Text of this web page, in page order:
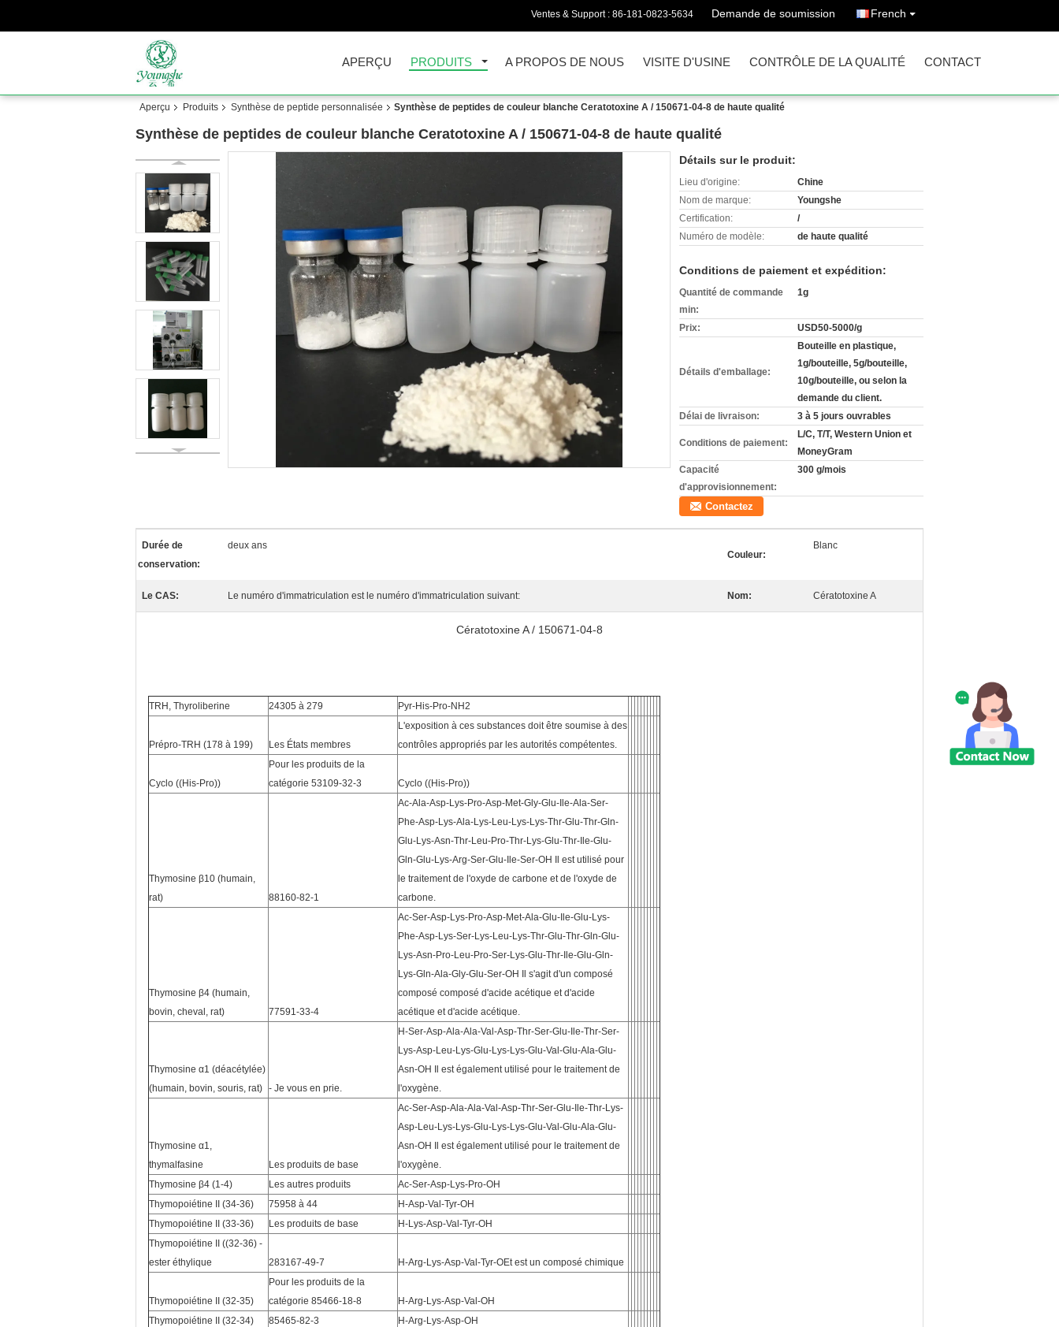
Ventes & Support : 86-181-0823-5634 Demande de soumission French
APERÇU PRODUITS A PROPOS DE NOUS VISITE D'USINE CONTRÔLE DE LA QUALITÉ CONTACT
Aperçu Produits Synthèse de peptide personnalisée Synthèse de peptides de couleur blanche Ceratotoxine A / 150671-04-8 de haute qualité
Synthèse de peptides de couleur blanche Ceratotoxine A / 150671-04-8 de haute qualité
Détails sur le produit:
Lieu d'origine:
Chine
Nom de marque:
Youngshe
Certification:
/
Numéro de modèle:
de haute qualité
Conditions de paiement et expédition:
Quantité de commande
min:
1g
Prix: USD50-5000/g
Détails d'emballage:
Bouteille en plastique,
1g/bouteille, 5g/bouteille,
10g/bouteille, ou selon la
demande du client.
Délai de livraison:
3 à 5 jours ouvrables
Conditions de paiement:
L/C, T/T, Western Union et
MoneyGram
Capacité
d'approvisionnement:
300 g/mois
Contactez
Durée de
conservation:
deux ans
Couleur:
Blanc
Le CAS: Le numéro d'immatriculation est le numéro d'immatriculation suivant: Nom: Cératotoxine A
Cératotoxine A / 150671-04-8
TRH, Thyroliberine 24305 à 279 Pyr-His-Pro-NH2
Prépro-TRH (178 à 199) Les États membres
L'exposition à ces substances doit être soumise à des
contrôles appropriés par les autorités compétentes.
Cyclo ((His-Pro))
Pour les produits de la
catégorie 53109-32-3
Cyclo ((His-Pro))
Thymosine β10 (humain,
rat)
88160-82-1
Ac-Ala-Asp-Lys-Pro-Asp-Met-Gly-Glu-Ile-Ala-Ser-
Phe-Asp-Lys-Ala-Lys-Leu-Lys-Lys-Thr-Glu-Thr-Gln-
Glu-Lys-Asn-Thr-Leu-Pro-Thr-Lys-Glu-Thr-Ile-Glu-
Gln-Glu-Lys-Arg-Ser-Glu-Ile-Ser-OH Il est utilisé pour
le traitement de l'oxyde de carbone et de l'oxyde de
carbone.
Thymosine β4 (humain,
bovin, cheval, rat)
77591-33-4
Ac-Ser-Asp-Lys-Pro-Asp-Met-Ala-Glu-Ile-Glu-Lys-
Phe-Asp-Lys-Ser-Lys-Leu-Lys-Thr-Glu-Thr-Gln-Glu-
Lys-Asn-Pro-Leu-Pro-Ser-Lys-Glu-Thr-Ile-Glu-Gln-
Lys-Gln-Ala-Gly-Glu-Ser-OH Il s'agit d'un composé
composé composé d'acide acétique et d'acide
acétique et d'acide acétique.
Thymosine α1 (déacétylée)
(humain, bovin, souris, rat) - Je vous en prie.
H-Ser-Asp-Ala-Ala-Val-Asp-Thr-Ser-Glu-Ile-Thr-Ser-
Lys-Asp-Leu-Lys-Glu-Lys-Lys-Glu-Val-Glu-Ala-Glu-
Asn-OH Il est également utilisé pour le traitement de
l'oxygène.
Thymosine α1,
thymalfasine
Les produits de base
Ac-Ser-Asp-Ala-Ala-Val-Asp-Thr-Ser-Glu-Ile-Thr-Lys-
Asp-Leu-Lys-Lys-Glu-Lys-Lys-Glu-Val-Glu-Ala-Glu-
Asn-OH Il est également utilisé pour le traitement de
l'oxygène.
Thymosine β4 (1-4)
Les autres produits
Ac-Ser-Asp-Lys-Pro-OH
Thymopoiétine II (34-36)
75958 à 44
H-Asp-Val-Tyr-OH
Thymopoiétine II (33-36)
Les produits de base
H-Lys-Asp-Val-Tyr-OH
Thymopoiétine II ((32-36) -
ester éthylique
283167-49-7 H-Arg-Lys-Asp-Val-Tyr-OEt est un composé chimique
Thymopoiétine II (32-35)
Pour les produits de la
catégorie 85466-18-8
H-Arg-Lys-Asp-Val-OH
Thymopoiétine II (32-34)
85465-82-3
H-Arg-Lys-Asp-OH